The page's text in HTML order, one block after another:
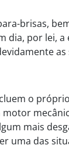
brisas,
dia, por
as
o
mais
uma das